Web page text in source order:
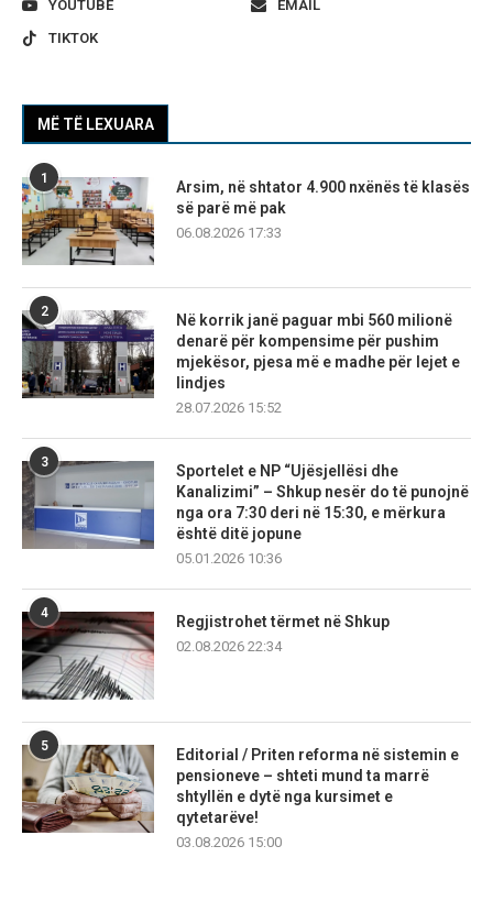
YOUTUBE
EMAIL
TIKTOK
MË TË LEXUARA
1
Arsim, në shtator 4.900 nxënës të klasës
së parë më pak
06.08.2026 17:33
2
Në korrik janë paguar mbi 560 milionë
denarë për kompensime për pushim
mjekësor, pjesa më e madhe për lejet e
lindjes
28.07.2026 15:52
3
Sportelet e NP “Ujësjellësi dhe
Kanalizimi” – Shkup nesër do të punojnë
nga ora 7:30 deri në 15:30, e mërkura
është ditë jopune
05.01.2026 10:36
4
Regjistrohet tërmet në Shkup
02.08.2026 22:34
5
Editorial / Priten reforma në sistemin e
pensioneve – shteti mund ta marrë
shtyllën e dytë nga kursimet e
qytetarëve!
03.08.2026 15:00